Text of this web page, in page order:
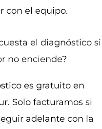
con el equipo.
el diagnóstico
no enciende?
es gratuito en
Solo facturamos si
adelante con la